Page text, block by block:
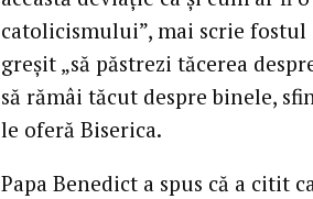
catolicismului”, mai scrie fostul
greşit „să păstrezi tăcerea
să rămâi tăcut despre binele,
le oferă Biserica.
Papa Benedict a spus că a citit